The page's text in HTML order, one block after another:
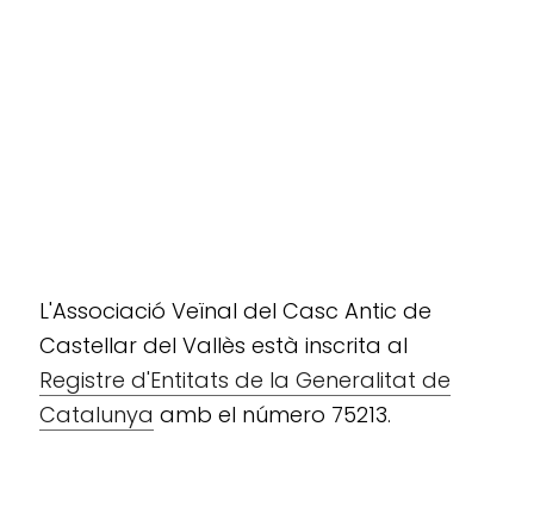
L'Associació Veïnal del Casc Antic de
Castellar del Vallès està inscrita al
Registre d'Entitats de la Generalitat de
Catalunya amb el número 75213.